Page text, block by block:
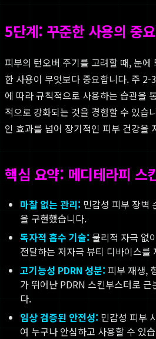
5단계: 꾸준한 사용의 중
피부의 턴오버 주기를 고려할 때, 눈
한 사용이 무엇보다 중요합니다. 주 2-
에 따라 규칙적으로 사용하는 습관을
적으로 강화되는 것을 경험할 수 있습
인 효과를 넘어 장기적인 피부 건강을
핵심 요약: 메디테라피 스
마찰 없는 관리: 민감성 피부 장벽
을 구현했습니다.
독자적 흡수 기술: 물리적 자극 없
전달하는 저자극 뷰티 디바이스를
고기능성 PDRN 성분: 피부 재생,
가 뛰어난 PDRN 스킨부스터로
다.
임상 검증된 안전성: 민감성 피부
여 누구나 안심하고 사용할 수 있